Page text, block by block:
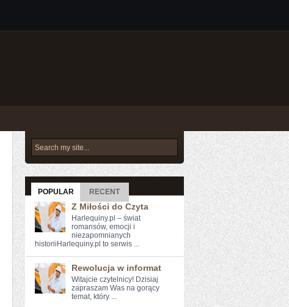
POPULAR RECENT
Z Miłości do Czyta
Harlequiny.pl – świat
romansów, emocji i
niezapomnianych
historiiHarlequiny.pl to serwis ...
Rewolucja w informat
Witajcie czytelnicy! Dzisiaj
zapraszam Was na gorący
temat, który ...